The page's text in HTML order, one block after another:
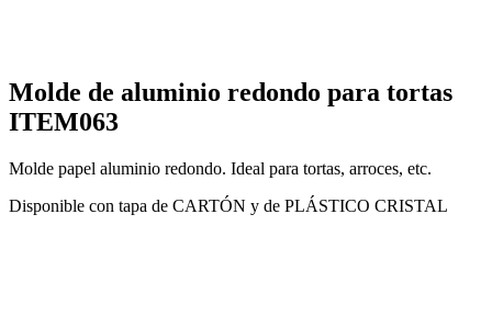
Molde de aluminio redondo para tortas
ITEM063
Molde papel aluminio redondo. Ideal para tortas, arroces, etc.
Disponible con tapa de CARTÓN y de PLÁSTICO CRISTAL